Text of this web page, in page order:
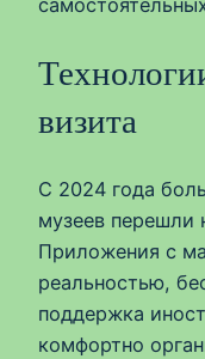
визита
С 2024 года
музеев перешли
Приложения с
реальностью,
поддержка
комфортно